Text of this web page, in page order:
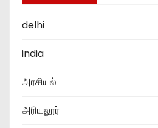
delhi
india
அரசியல்
அரியலூர்